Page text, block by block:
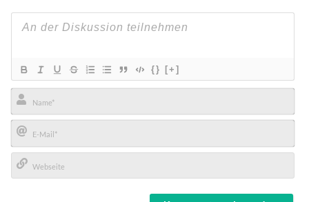
{} [+]
Name*
E-
Mail*